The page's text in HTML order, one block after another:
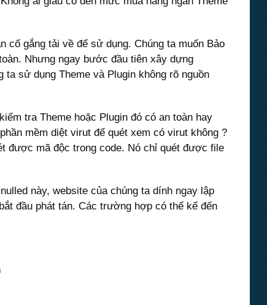
cố gắng tải về để sử dụng. Chúng ta muốn Bảo
Nhưng ngay bước đầu tiên xây dựng
sử dụng Theme và Plugin không rõ nguồn
tra Theme hoặc Plugin đó có an toàn hay
mềm diệt virut để quét xem có virut không ?
được mã độc trong code. Nó chỉ quét được file
này, website của chúng ta dính ngay lập
đầu phát tán. Các trường hợp có thể kể đến